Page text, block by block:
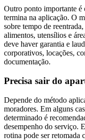
Outro ponto importante é
termina na aplicação. O
sobre tempo de
alimentos, utensílios e
deve haver garantia e
corporativos, locações,
documentação.
Precisa sair do
Depende do método
moradores. Em alguns
determinado é
desempenho do serviço.
rotina pode ser retomada